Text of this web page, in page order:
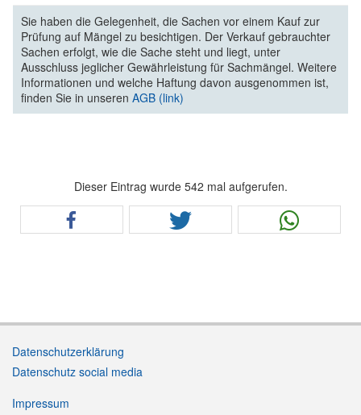
Sie haben die Gelegenheit, die Sachen vor einem Kauf zur
Prüfung auf Mängel zu besichtigen. Der Verkauf gebrauchter
Sachen erfolgt, wie die Sache steht und liegt, unter
Ausschluss jeglicher Gewährleistung für Sachmängel. Weitere
Informationen und welche Haftung davon ausgenommen ist,
finden Sie in unseren AGB (link)
Dieser Eintrag wurde 542 mal aufgerufen.
Datenschutzerklärung
Datenschutz social media
Impressum